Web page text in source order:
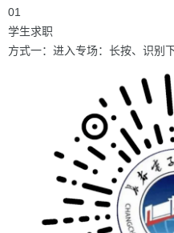
01
学生求职
方式一：进入专场：长按、识别